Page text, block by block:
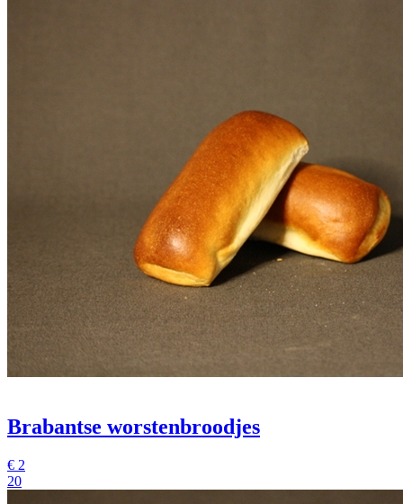
Brabantse worstenbroodjes
€ 2
20